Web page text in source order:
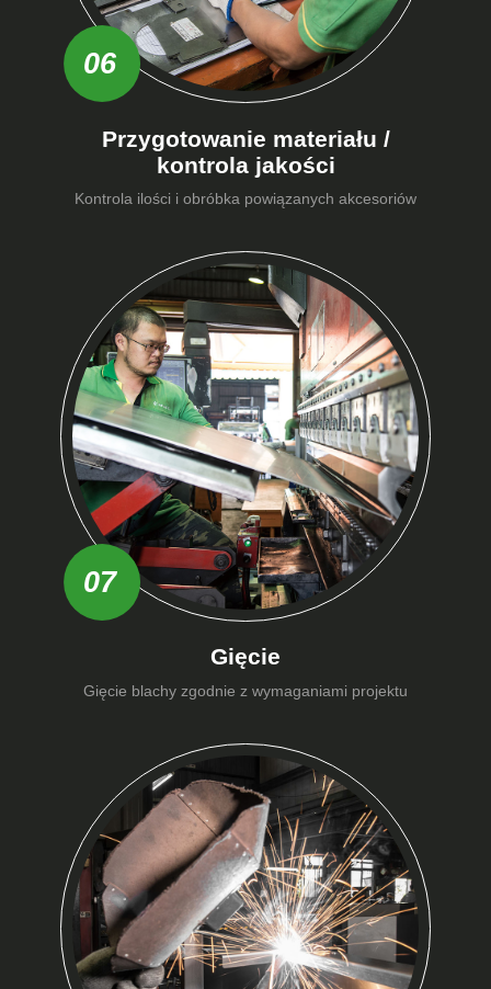
06
Przygotowanie materiału /
kontrola jakości
Kontrola ilości i obróbka powiązanych akcesoriów
07
Gięcie
Gięcie blachy zgodnie z wymaganiami projektu